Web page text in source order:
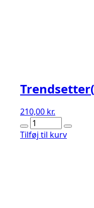
210,00 kr.
Large)
Tilføj til kurv